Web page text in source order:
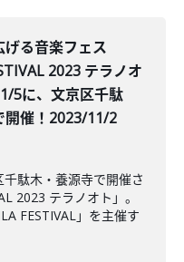
げる音楽フェス
2023 テラノオ
5に、文京区千駄
開催！2023/11/2
駄木・養源寺で開催さ
2023 テラノオト」。
FESTIVAL」を主催す